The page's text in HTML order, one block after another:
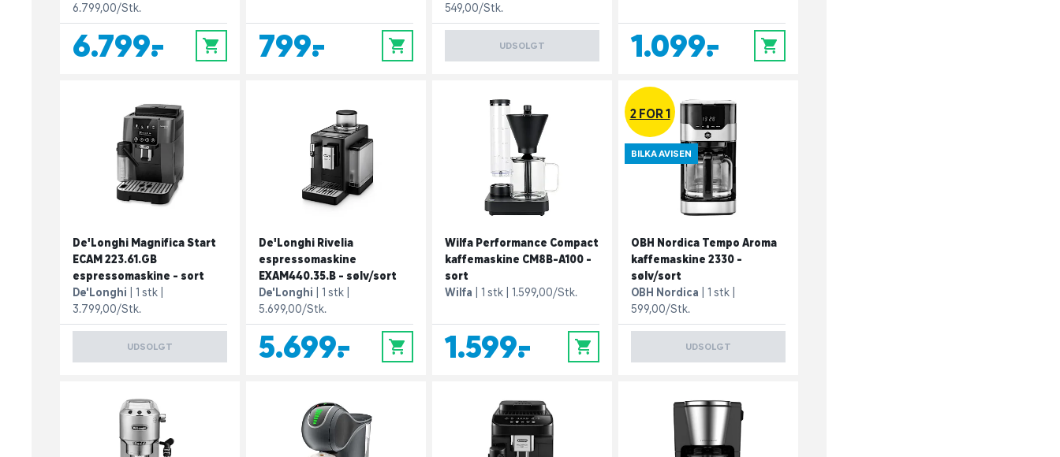
6.799,00/Stk.
6.799,- 0 799,- 0
549,00/Stk.
UDSOLGT 1.099,- 0
De'Longhi Magnifica Start
ECAM 223.61.GB
espressomaskine - sort
De'Longhi
1 stk
3.799,00/Stk.
UDSOLGT
De'Longhi Rivelia
espressomaskine
EXAM440.35.B - sølv/sort
De'Longhi
1 stk
5.699,00/Stk.
5.699,- 0
Wilfa Performance Compact
kaffemaskine CM8B-A100 -
sort
Wilfa
1 stk 1.599,00/Stk.
1.599,- 0
2 FOR 1
BILKA AVISEN
OBH Nordica Tempo Aroma
kaffemaskine 2330 -
sølv/sort
OBH Nordica
1 stk
599,00/Stk.
UDSOLGT